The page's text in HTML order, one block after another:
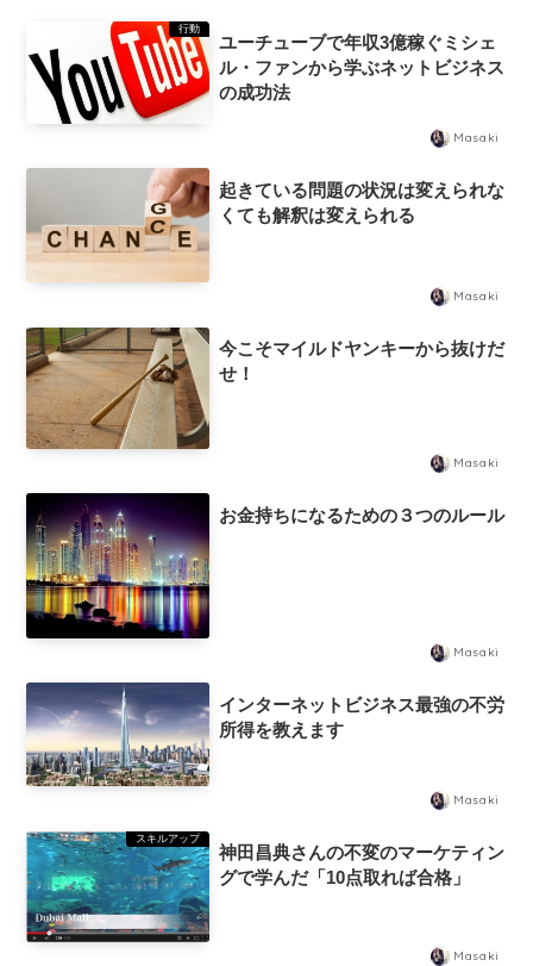
行動
ユーチューブで年収3億稼ぐミシェ
ル・ファンから学ぶネットビジネス
の成功法
Masaki
起きている問題の状況は変えられな
くても解釈は変えられる
Masaki
今こそマイルドヤンキーから抜けだ
せ！
Masaki
お金持ちになるための３つのルール
Masaki
インターネットビジネス最強の不労
所得を教えます
Masaki
スキルアップ
神田昌典さんの不変のマーケティン
グで学んだ「10点取れば合格」
Masaki